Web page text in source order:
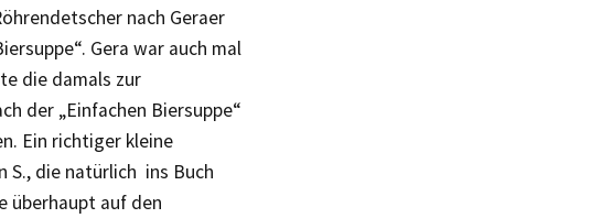
nach Geraer
Gera war auch mal
die damals zur
der „Einfachen Biersuppe“
Ein richtiger kleine
S., die natürlich ins Buch
überhaupt auf den